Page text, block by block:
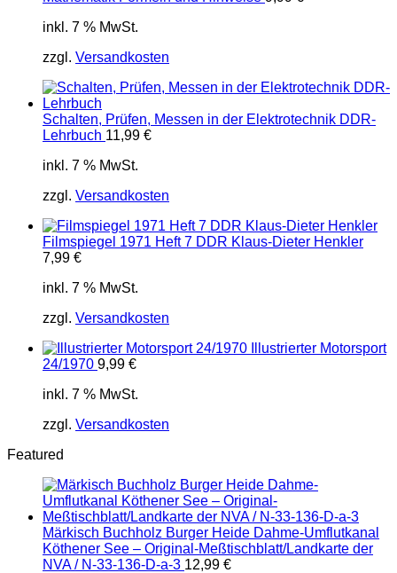
inkl. 7 % MwSt.
zzgl. Versandkosten
Schalten, Prüfen, Messen in der Elektrotechnik DDR-
Lehrbuch 11,99 €
inkl. 7 % MwSt.
zzgl. Versandkosten
Filmspiegel 1971 Heft 7 DDR Klaus-Dieter Henkler
7,99 €
inkl. 7 % MwSt.
zzgl. Versandkosten
Illustrierter Motorsport
24/1970 9,99 €
inkl. 7 % MwSt.
zzgl. Versandkosten
Featured
Märkisch Buchholz Burger Heide Dahme-Umflutkanal
Köthener See – Original-Meßtischblatt/Landkarte der
NVA / N-33-136-D-a-3 12,99 €